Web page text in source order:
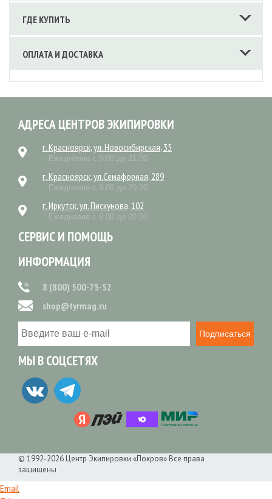
ГДЕ КУПИТЬ
ОПЛАТА И ДОСТАВКА
АДРЕСА ЦЕНТРОВ ЭКИПИРОВКИ
г. Красноярск, ул. Новосибирская, 35
Ежедневно с 9.00 до 21.00
г. Красноярск, ул.Семафорная, 289
Ежедневно с 9.00 до 20.00
г. Иркутск, ул. Пискунова, 102
Ежедневно с 9.00 до 20.00
СЕРВИС И ПОМОЩЬ
ИНФОРМАЦИЯ
8 (800) 500-75-52
shop@tyrmag.ru
Подписаться
МЫ В СОЦСЕТЯХ
© 1992-2026 Центр Экипировки «Покров» Все права
защищены
Email